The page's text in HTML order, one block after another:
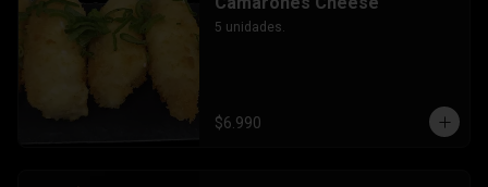
5 unidades.
$6.990